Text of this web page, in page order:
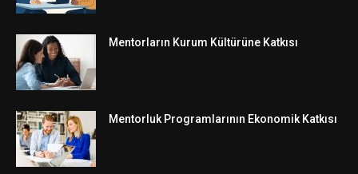
Mentorların Kurum Kültürüne Katkısı
Mentorluk Programlarının Ekonomik Katkısı